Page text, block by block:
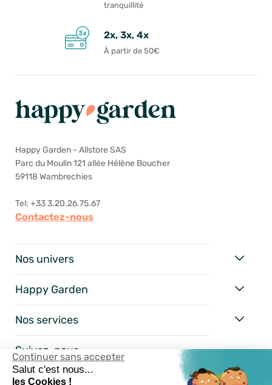
Continuer sans accepter
Salut c'est nous...
les Cookies !
tranquillité
2x, 3x, 4x
À partir de 50€
Happy Garden - Allstore SAS
Parc du Moulin 121 allée Hélène Boucher
59118 Wambrechies
Tel: +33 3.20.26.75.67
Contactez-nous
Nos univers
Happy Garden
Nos services
Suivez-nous